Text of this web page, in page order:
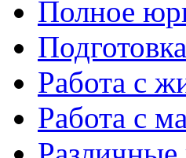
Полное
Работа с
Работа с